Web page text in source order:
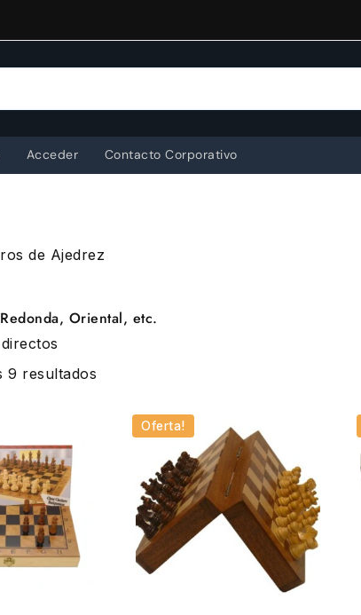
Acceder Contacto Corporativo
de Ajedrez
Oriental, etc.
9 resultados
popularidad
Oferta!